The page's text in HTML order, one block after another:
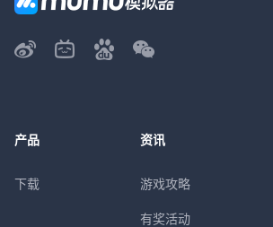
产品
下载
资讯
游戏攻略
有奖活动